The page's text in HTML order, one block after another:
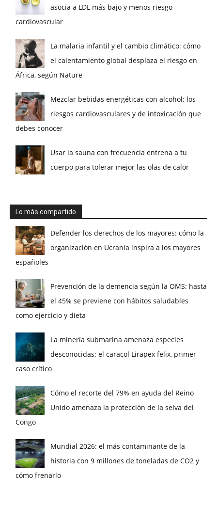
asocia a LDL más bajo y menos riesgo
cardiovascular
La malaria infantil y el cambio climático: cómo
el calentamiento global desplaza el riesgo en
África, según Nature
Mezclar bebidas energéticas con alcohol: los
riesgos cardiovasculares y de intoxicación que
debes conocer
Usar la sauna con frecuencia entrena a tu
cuerpo para tolerar mejor las olas de calor
Lo más compartido
Defender los derechos de los mayores: cómo la
organización en Ucrania inspira a los mayores
españoles
Prevención de la demencia según la OMS: hasta
el 45% se previene con hábitos saludables
como ejercicio y dieta
La minería submarina amenaza especies
desconocidas: el caracol Lirapex felix, primer
caso crítico
Cómo el recorte del 79% en ayuda del Reino
Unido amenaza la protección de la selva del
Congo
Mundial 2026: el más contaminante de la
historia con 9 millones de toneladas de CO2 y
cómo frenarlo